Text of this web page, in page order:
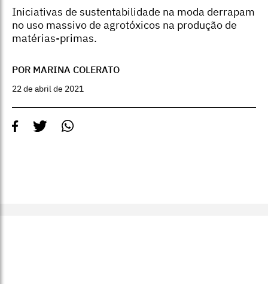
Iniciativas de sustentabilidade na moda derrapam
no uso massivo de agrotóxicos na produção de
matérias-primas.
POR MARINA COLERATO
22 de abril de 2021